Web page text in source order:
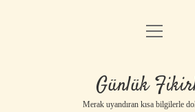
Anasayfa
Yasal Uyarı
menüyü
Günlük
Merak uyandıran kısa bilgilerle